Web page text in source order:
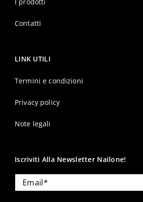
Contatti
LINK UTILI
Termini e condizioni
Privacy policy
Note legali
Iscriviti Alla Newsletter Nailone!